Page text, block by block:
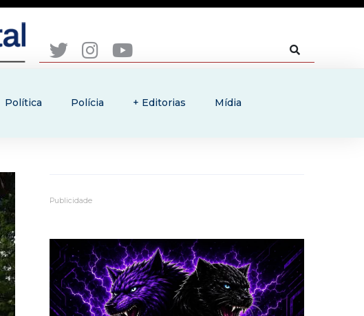
Política Polícia + Editorias Mídia
Publicidade